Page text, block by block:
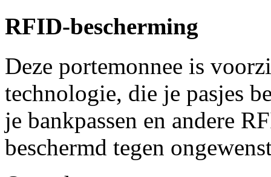
RFID-bescherming
Deze portemonnee is
technologie, die je pasjes
je bankpassen en andere
beschermd tegen